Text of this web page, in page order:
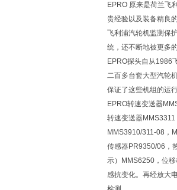
EPRO 原来是荷兰飞
贵经验以及装备精良
飞利浦汽轮机监测保
统，还不断地被更多
EPRO探头自从1986
二百多台套大型汽轮
保证了这些机组的运
EPRO转速变送器
转速变送器
MMS3910/311-08，
传感器PR9350/06，
示）MMS6250，位
感抗变化。再经放大